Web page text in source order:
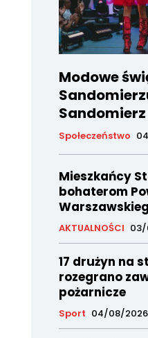
Modowe
Społeczeństwo
Mieszkańcy
bohaterom
AKTUALNOŚCI
17 drużyn na
rozegrano
pożarnicze
Sport 04/08/2026